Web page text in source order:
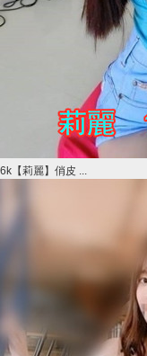
6k【莉麗】俏皮 ...